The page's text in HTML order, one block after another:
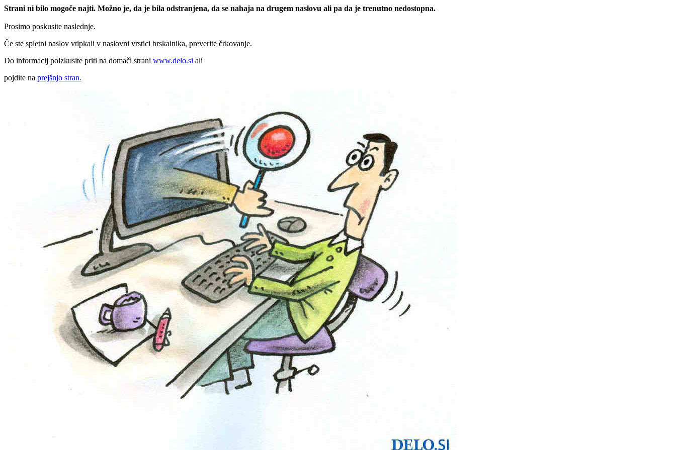
Strani ni bilo mogoče najti. Možno je, da je bila odstranjena, da se nahaja na drugem naslovu ali pa da je trenutno nedostopna.
Prosimo poskusite naslednje.
Če ste spletni naslov vtipkali v naslovni vrstici brskalnika, preverite črkovanje.
Do informacij poizkusite priti na domači strani www.delo.si ali
pojdite na prejšnjo stran.